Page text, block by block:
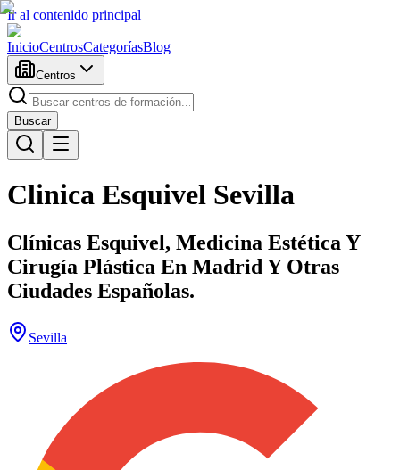
Ir al contenido principal
InicioCentrosCategoríasBlog
Centros
Buscar
Clinica Esquivel Sevilla
Clínicas Esquivel, Medicina Estética Y
Cirugía Plástica En Madrid Y Otras
Ciudades Españolas.
Sevilla